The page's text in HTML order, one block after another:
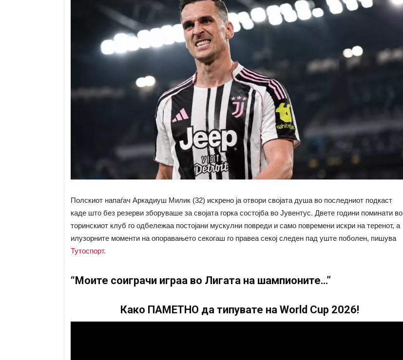
Полскиот напаѓач Аркадиуш Милик (32) искрено ја отвори својата душа во последниот подкаст
каде што без резерви зборуваше за својата горка состојба во Јувентус. Двете години поминати во
торинскиот клуб го одбележаа постојани мускулни повреди и само повремени искри на теренот, а
илузорните моменти на опоравањето секогаш го правеа секој следен пад уште поболен, пишува
Тутоспорт.
“Моите соиграчи играа во Лигата на шампионите…”
Како ПАМЕТНО да типувате на World Cup 2026!